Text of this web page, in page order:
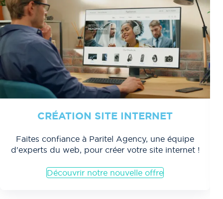
CRÉATION SITE INTERNET
Faites confiance à Paritel Agency, une équipe
d'experts du web, pour créer votre site internet !
Découvrir notre nouvelle offre